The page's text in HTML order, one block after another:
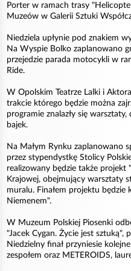
Porter w ramach trasy
Muzeów w Galerii Sztuki
Niedziela upłynie pod znakiem
Na Wyspie Bolko zaplanowano
przejedzie parada motocykli w
Ride.
W Opolskim Teatrze Lalki i
trakcie którego będzie można
programie znalazły się
bajek.
Na Małym Rynku zaplanowano
przez stypendystkę Stolicy
realizowany będzie także
Krajowej, obejmujący warsztaty
muralu. Finałem projektu będzie
Niemenem".
W Muzeum Polskiej Piosenki
"Jacek Cygan. Życie jest sztuką",
Niedzielny finał przyniesie
zespołem oraz METEROIDS,